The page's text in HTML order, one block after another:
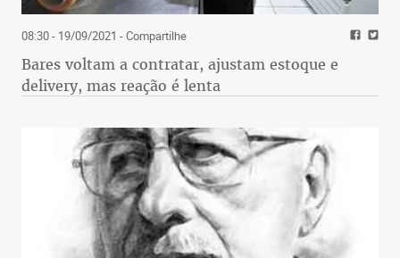
08:30 - 19/09/2021 - Compartilhe
Bares voltam a contratar, ajustam estoque e
delivery, mas reação é lenta